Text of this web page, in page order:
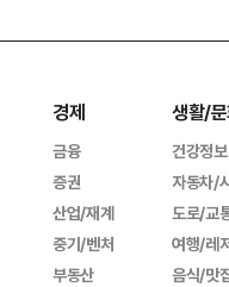
경제
금융
증권
산업/재계
중기/벤처
부동산
생활/
건강정보
자동차/
도로/교
여행/레
음식/맛